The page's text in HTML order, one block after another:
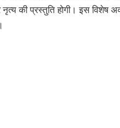
की प्रस्तुति होगी। इस विशेष